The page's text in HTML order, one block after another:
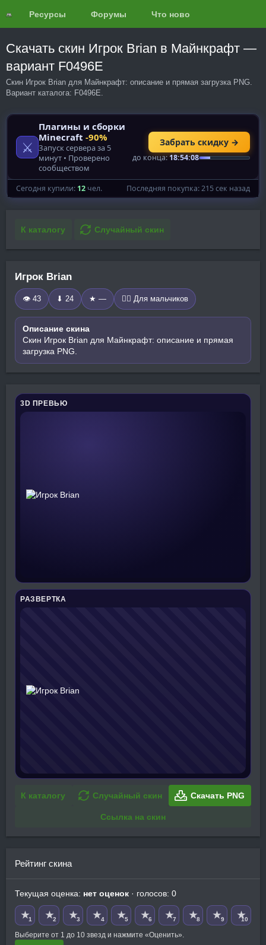
Ресурсы Форумы Что нового?
Скачать скин Игрок Brian в Майнкрафт —
вариант F0496E
Скин Игрок Brian для Майнкрафт: описание и прямая загрузка PNG.
Вариант каталога: F0496E.
К каталогу Случайный скин
Игрок Brian
👁 43 ⬇ 24 ★ — 🧍‍♂️ Для мальчиков
Описание скина
Скин Игрок Brian для Майнкрафт: описание и прямая
загрузка PNG.
3D ПРЕВЬЮ
РАЗВЕРТКА
К каталогу Случайный скин Скачать PNG
Ссылка на скин
Рейтинг скина
Текущая оценка: нет оценок · голосов: 0
★1 ★2 ★3 ★4 ★5 ★6 ★7 ★8 ★9 ★10
Выберите от 1 до 10 звезд и нажмите «Оценить».